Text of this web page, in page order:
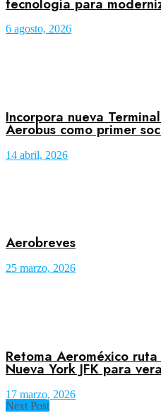
6 agosto, 2026
Incorpora nueva
Aerobus como primer
14 abril, 2026
Aerobreves
25 marzo, 2026
Retoma Aeroméxico
Nueva York JFK para
17 marzo, 2026
Next Post